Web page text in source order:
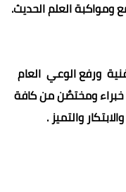
ومواكبة العلم الحديث.
ورفع الوعي العام
خبراء ومختصٌن من كافة
والتميز .